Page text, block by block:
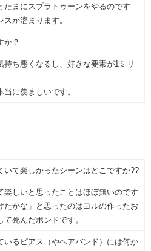
たまにスプラトゥーンをやるのです
が溜まります。
か？
持ち悪くなるし、好きな要素が1ミリ
に羨ましいです。
いて楽しかったシーンはどこですか??
楽しいと思ったことはほぼ無いのです
たかな」と思ったのはヨルの作ったお
死んだボンドです。
いるピアス（やヘアバンド）には何か